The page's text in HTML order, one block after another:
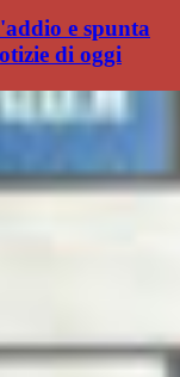
e spunta
di oggi